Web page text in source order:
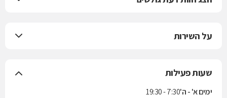
על השירות
שעות פעילות
ימים א' - ה'7:30 - 19:30